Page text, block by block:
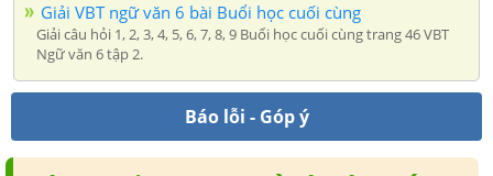
Giải VBT ngữ văn 6 bài Buổi học cuối cùng
Giải câu hỏi 1, 2, 3, 4, 5, 6, 7, 8, 9 Buổi học cuối cùng trang 46 VBT
Ngữ văn 6 tập 2.
Báo lỗi - Góp ý